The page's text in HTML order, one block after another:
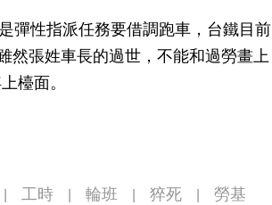
彈性指派任務要借調跑車，台鐵目前
然張姓車長的過世，不能和過勞畫上
檯面。
工時 輪班 猝死
勞基